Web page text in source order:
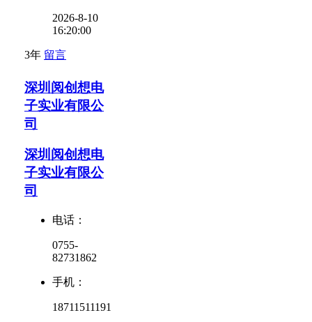
2026-8-10
16:20:00
3年 留言
深圳阅创想电
子实业有限公
司
深圳阅创想电
子实业有限公
司
电话：
0755-
82731862
手机：
18711511191